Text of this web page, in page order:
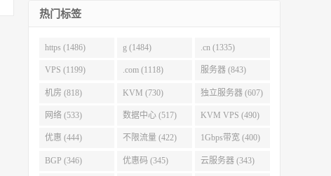
热门标签
https (1486) g (1484) .cn (1335)
VPS (1199) .com (1118) 服务器 (843)
机房 (818) KVM (730) 独立服务器 (607)
网络 (533) 数据中心 (517) KVM VPS (490)
优惠 (444) 不限流量 (422) 1Gbps带宽 (400)
BGP (346) 优惠码 (345) 云服务器 (343)